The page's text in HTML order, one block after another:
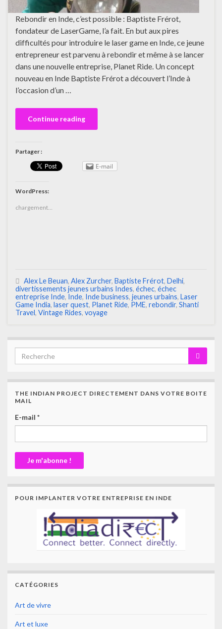
Rebondir en Inde, c’est possible : Baptiste Frérot,
fondateur de LaserGame, l’a fait. En but aux pires
difficultés pour introduire le laser game en Inde, ce jeune
entrepreneur est parvenu à rebondir et même à se lancer
dans une nouvelle entreprise, Planet Ride. Un concept
nouveau en Inde Baptiste Frérot a découvert l’Inde à
l’occasion d’un …
Continue reading
Partager :
E-mail
WordPress:
chargement…
Alex Le Beuan, Alex Zurcher, Baptiste Frérot, Delhi,
divertissements jeunes urbains Indes, échec, échec
entreprise Inde, Inde, Inde business, jeunes urbains, Laser
Game India, laser quest, Planet Ride, PME, rebondir, Shanti
Travel, Vintage Rides, voyage
THE INDIAN PROJECT DIRECTEMENT DANS VOTRE BOITE
MAIL
E-mail *
POUR IMPLANTER VOTRE ENTREPRISE EN INDE
CATÉGORIES
Art de vivre
Art et luxe